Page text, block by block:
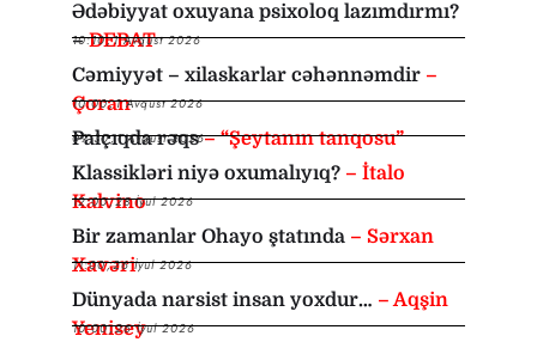
Ədəbiyyat oxuyana psixoloq lazımdırmı?
–DEBAT
10:10,1 Avqust 2026
Cəmiyyət – xilaskarlar cəhənnəmdir –
Çoran
10:00,1 Avqust 2026
Palçıqda rəqs– “Şeytanın tanqosu”
09:30,1 Avqust 2026
Klassikləri niyə oxumalıyıq? – İtalo
Kalvino
12:00,28 İyul 2026
Bir zamanlar Ohayo ştatında – Sərxan
Xavəri
11:00,26 İyul 2026
Dünyada narsist insan yoxdur… – Aqşin
Yenisey
10:00,26 İyul 2026